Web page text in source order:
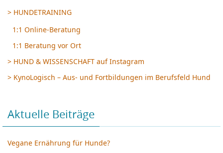
> HUNDETRAINING
1:1 Online-Beratung
1:1 Beratung vor Ort
> HUND & WISSENSCHAFT auf Instagram
> KynoLogisch – Aus- und Fortbildungen im Berufsfeld Hund
Aktuelle Beiträge
Vegane Ernährung für Hunde?